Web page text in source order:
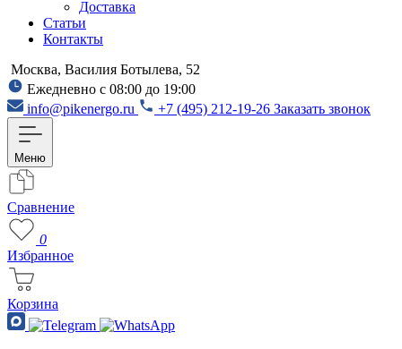
Доставка
Статьи
Контакты
Москва, Василия Ботылева, 52
Ежедневно с 08:00 до 19:00
info@pikenergo.ru
+7 (495) 212-19-26 Заказать звонок
Меню
Сравнение
0
Избранное
Корзина